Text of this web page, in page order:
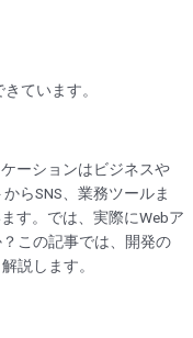
ています。
ーションはビジネスや
らSNS、業務ツールま
す。では、実際にWebア
この記事では、開発の
説します。